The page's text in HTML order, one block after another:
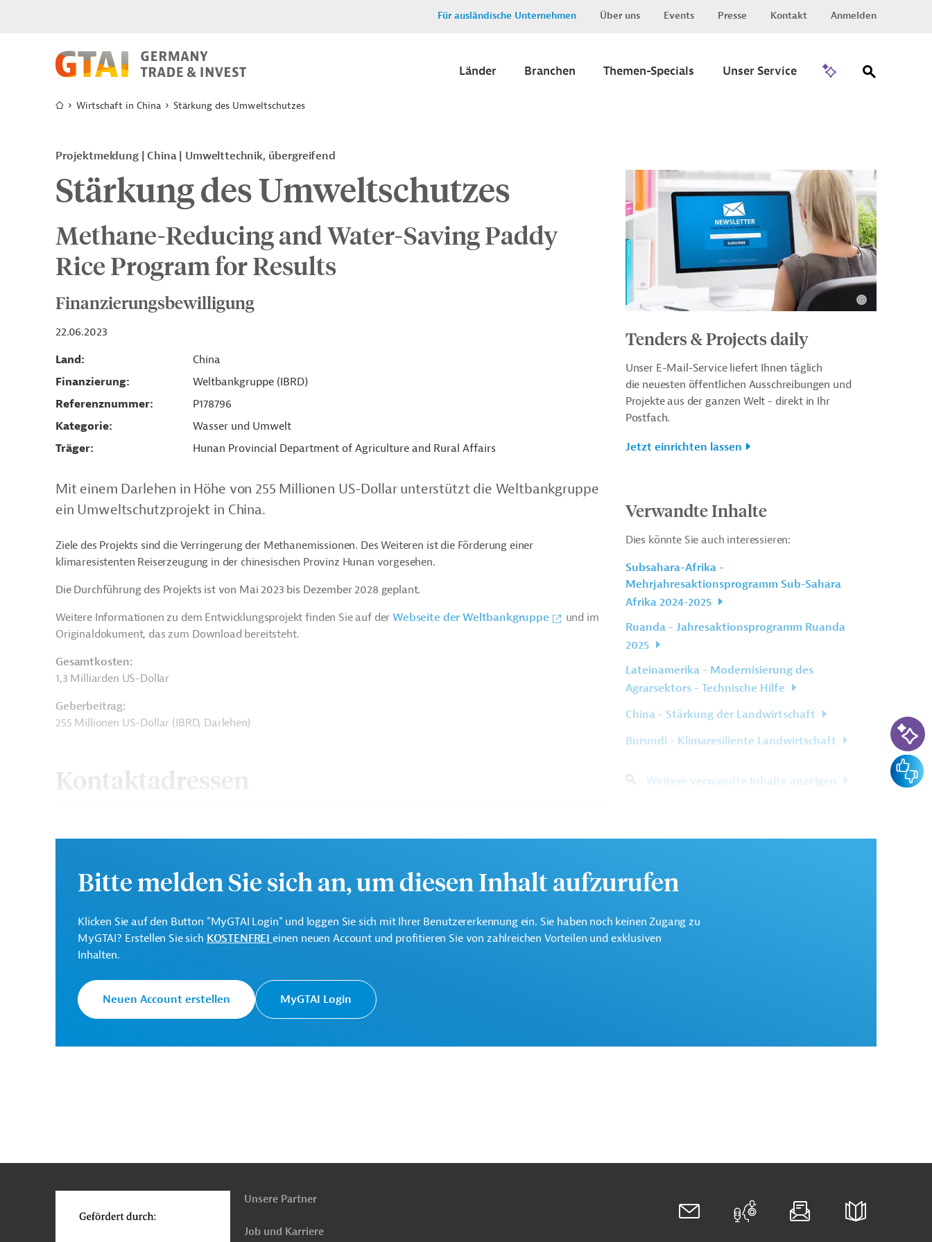
Für ausländische Unternehmen Über uns Events Presse Kontakt Anmelden
Länder Branchen Themen-Specials Unser Service
Wirtschaft in China Stärkung des Umweltschutzes
Projektmeldung China Umwelttechnik, übergreifend
Stärkung des Umweltschutzes
Methane-Reducing and Water-Saving Paddy
Rice Program for Results
Finanzierungsbewilligung
22.06.2023
Land
China
Finanzierung
Weltbankgruppe (IBRD)
Referenznummer
P178796
Kategorie
Wasser und Umwelt
Träger
Hunan Provincial Department of Agriculture and Rural Affairs
Mit einem Darlehen in Höhe von 255 Millionen US-Dollar unterstützt die Weltbankgruppe
ein Umweltschutzprojekt in China.
Ziele des Projekts sind die Verringerung der Methanemissionen. Des Weiteren ist die Förderung einer
klimaresistenten Reiserzeugung in der chinesischen Provinz Hunan vorgesehen.
Die Durchführung des Projekts ist von Mai 2023 bis Dezember 2028 geplant.
Weitere Informationen zu dem Entwicklungsprojekt finden Sie auf derWebseite der Weltbankgruppe
und im
Originaldokument, das zum Download bereitsteht.
Gesamtkosten:
1,3 Milliarden US-Dollar
Geberbeitrag:
255 Millionen US-Dollar (IBRD, Darlehen)
Kontaktadressen
Department of
Agriculture and Rural
Affairs
Projektträger
Originaldokument:
Tenders & Projects daily
Unser E-Mail-Service liefert Ihnen täglich
die neuesten öffentlichen Ausschreibungen und
Projekte aus der ganzen Welt - direkt in Ihr
Postfach.
Jetzt einrichten lassen
Verwandte Inhalte
Dies könnte Sie auch interessieren:
Subsahara-Afrika -
Mehrjahresaktionsprogramm Sub-Sahara
Afrika 2024-2025
Ruanda - Jahresaktionsprogramm Ruanda
2025
Lateinamerika - Modernisierung des
Agrarsektors - Technische Hilfe
China - Stärkung der Landwirtschaft
Burundi - Klimaresiliente Landwirtschaft
Weitere verwandte Inhalte anzeigen
Bitte melden Sie sich an, um diesen Inhalt aufzurufen
Klicken Sie auf den Button "MyGTAI Login" und loggen Sie sich mit Ihrer Benutzererkennung ein. Sie haben noch keinen Zugang zu
MyGTAI? Erstellen Sie sich KOSTENFREI einen neuen Account und profitieren Sie von zahlreichen Vorteilen und exklusiven
Inhalten.
Neuen Account erstellen MyGTAI Login
oben
Unsere Partner
Job und Karriere
KI-